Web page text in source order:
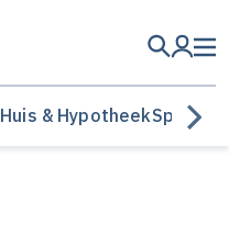
Huis & HypotheekSparen